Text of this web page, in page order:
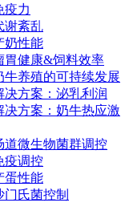
疫力
谢紊乱
奶性能
胃健康&饲料效率
牛养殖的可持续发展
决方案：泌乳利润
决方案：奶牛热应激
道微生物菌群调控
疫调控
蛋性能
门氏菌控制